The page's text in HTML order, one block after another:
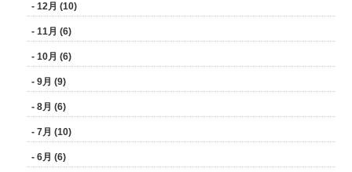
- 12月 (10)
- 11月 (6)
- 10月 (6)
- 9月 (9)
- 8月 (6)
- 7月 (10)
- 6月 (6)